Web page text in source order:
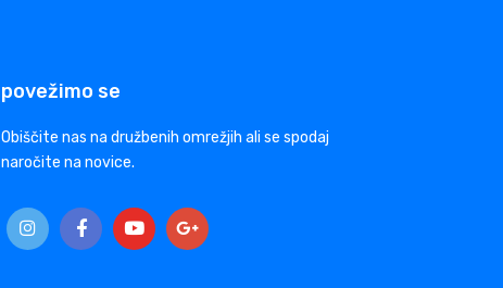
povežimo se
Obiščite nas na družbenih omrežjih ali se spodaj
naročite na novice.